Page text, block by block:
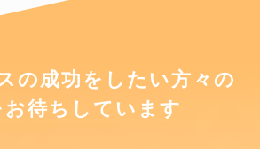
の成功をしたい方々の
お待ちしています